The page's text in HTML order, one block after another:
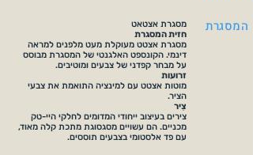
מסגרת אצטאט
חזית המסגרת
מסגרת אצטט מעוקלת מעט מלפנים למראה
דינמי. הקונספט האלגנטי של המסגרת מבוסס
על מבחר קפדני של צבעים ומוטיבים.
זרועות
מוטות אצטט עם למינציה התואמת את צבעי
הציר.
צִיר
צירים בעיצוב ייחודי המדומים לחלקי היי-טק
מכניים. הם עשויים מסגסוגת מתכת קלה מאוד,
עם פד אלסטומי בצבעים תוססים.
המסגרת